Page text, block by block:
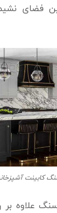
فضای
کابینت
سنگ علاوه